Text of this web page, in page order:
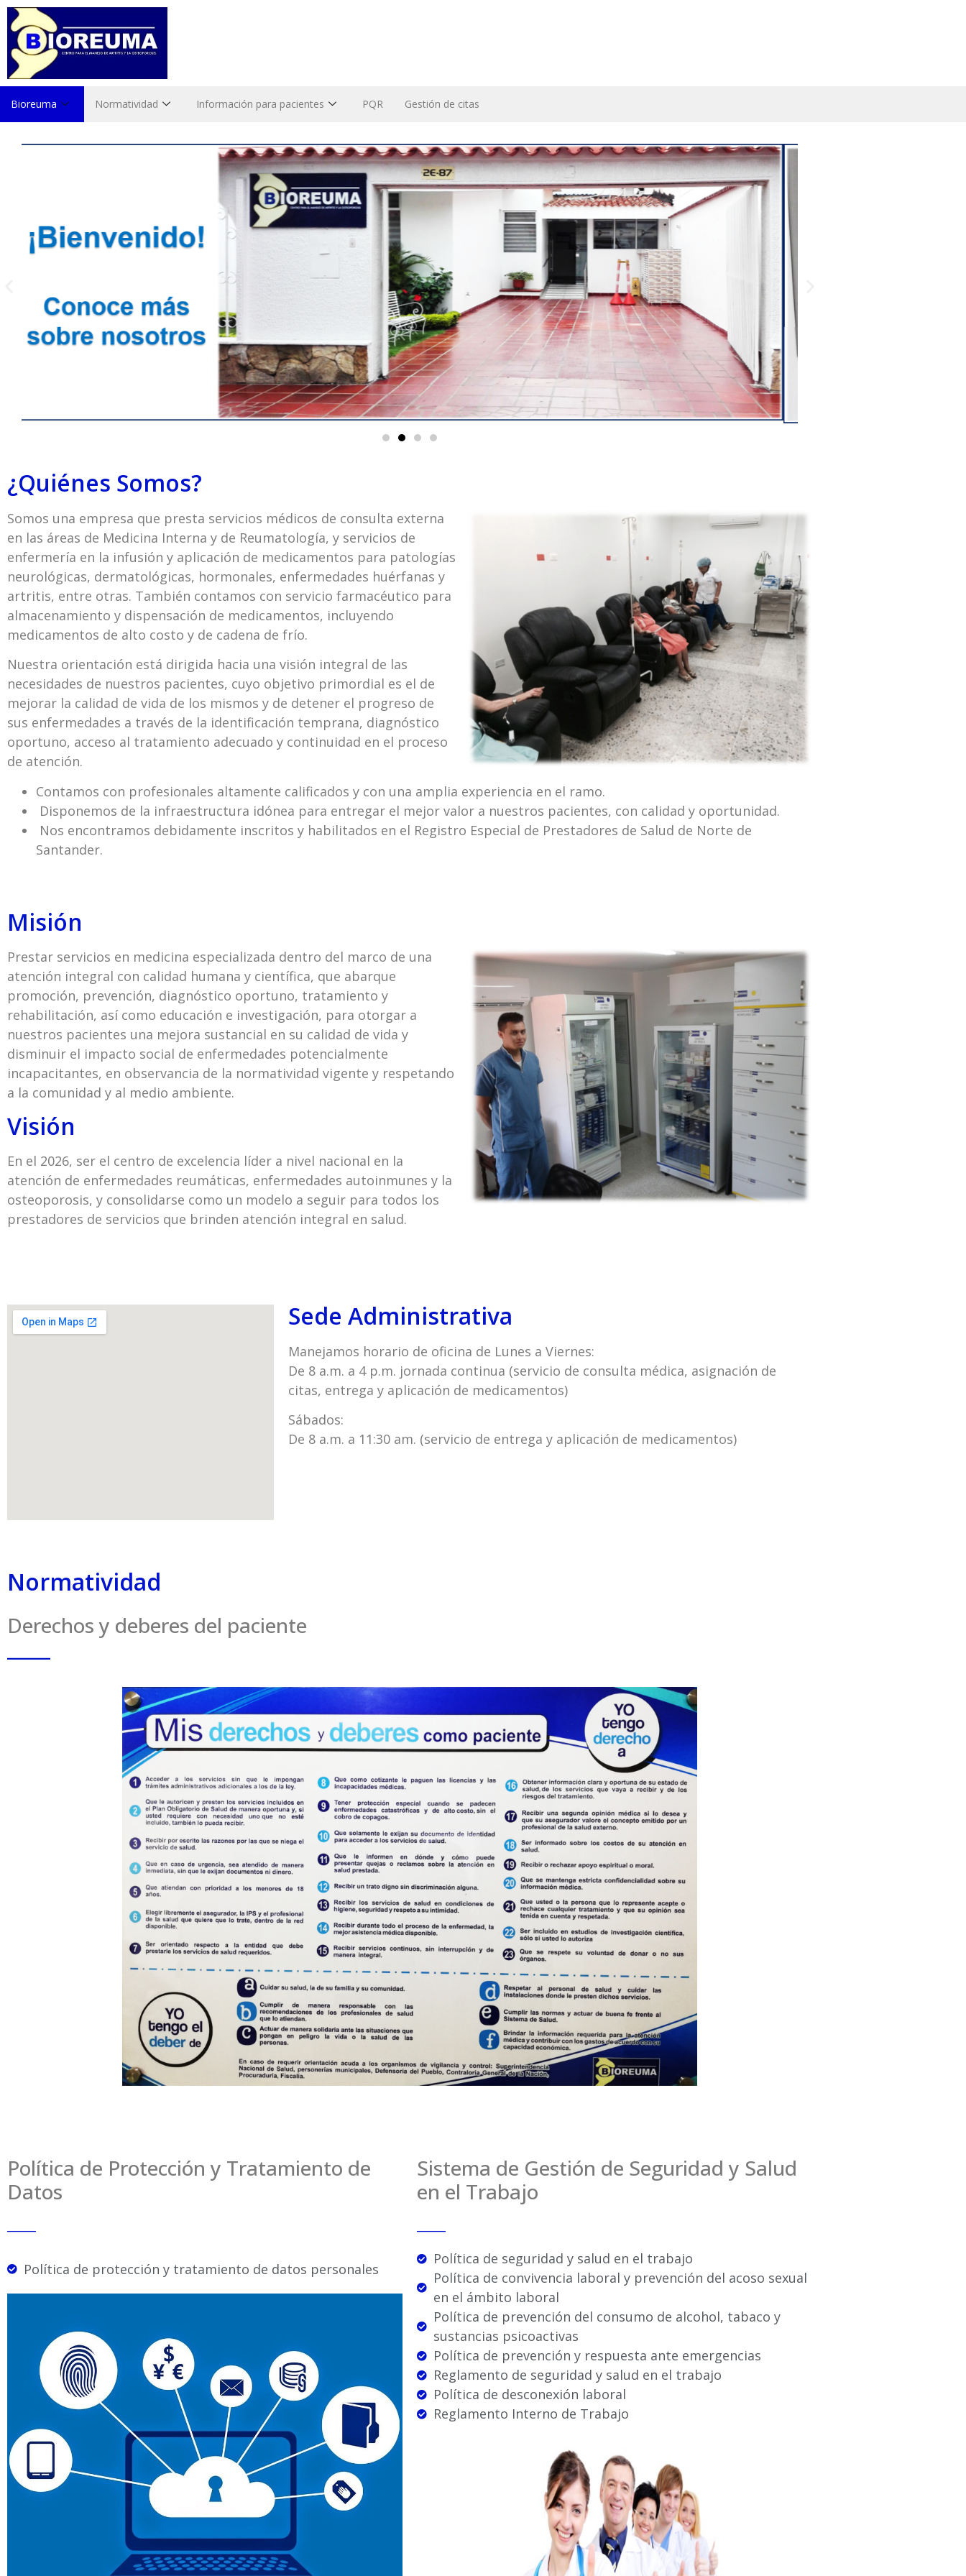
Bioreuma Normatividad Información para pacientes PQR Gestión de citas
¿Quiénes Somos?
Somos una empresa que presta servicios médicos de consulta externa
en las áreas de Medicina Interna y de Reumatología, y servicios de
enfermería en la infusión y aplicación de medicamentos para patologías
neurológicas, dermatológicas, hormonales, enfermedades huérfanas y
artritis, entre otras. También contamos con servicio farmacéutico para
almacenamiento y dispensación de medicamentos, incluyendo
medicamentos de alto costo y de cadena de frío.
Nuestra orientación está dirigida hacia una visión integral de las
necesidades de nuestros pacientes, cuyo objetivo primordial es el de
mejorar la calidad de vida de los mismos y de detener el progreso de
sus enfermedades a través de la identificación temprana, diagnóstico
oportuno, acceso al tratamiento adecuado y continuidad en el proceso
de atención.
Contamos con profesionales altamente calificados y con una amplia experiencia en el ramo.
Disponemos de la infraestructura idónea para entregar el mejor valor a nuestros pacientes, con calidad y oportunidad.
Nos encontramos debidamente inscritos y habilitados en el Registro Especial de Prestadores de Salud de Norte de
Santander.
Misión
Prestar servicios en medicina especializada dentro del marco de una
atención integral con calidad humana y científica, que abarque
promoción, prevención, diagnóstico oportuno, tratamiento y
rehabilitación, así como educación e investigación, para otorgar a
nuestros pacientes una mejora sustancial en su calidad de vida y
disminuir el impacto social de enfermedades potencialmente
incapacitantes, en observancia de la normatividad vigente y respetando
a la comunidad y al medio ambiente.
Visión
En el 2026, ser el centro de excelencia líder a nivel nacional en la
atención de enfermedades reumáticas, enfermedades autoinmunes y la
osteoporosis, y consolidarse como un modelo a seguir para todos los
prestadores de servicios que brinden atención integral en salud.
Sede Administrativa
Manejamos horario de oficina de Lunes a Viernes:
De 8 a.m. a 4 p.m. jornada continua (servicio de consulta médica, asignación de
citas, entrega y aplicación de medicamentos)
Sábados:
De 8 a.m. a 11:30 am. (servicio de entrega y aplicación de medicamentos)
Normatividad
Derechos y deberes del paciente
Política de Protección y Tratamiento de
Datos
Política de protección y tratamiento de datos personales
Sistema de Gestión de Seguridad y Salud
en el Trabajo
Política de seguridad y salud en el trabajo
Política de convivencia laboral y prevención del acoso sexual
en el ámbito laboral
Política de prevención del consumo de alcohol, tabaco y
sustancias psicoactivas
Política de prevención y respuesta ante emergencias
Reglamento de seguridad y salud en el trabajo
Política de desconexión laboral
Reglamento Interno de Trabajo